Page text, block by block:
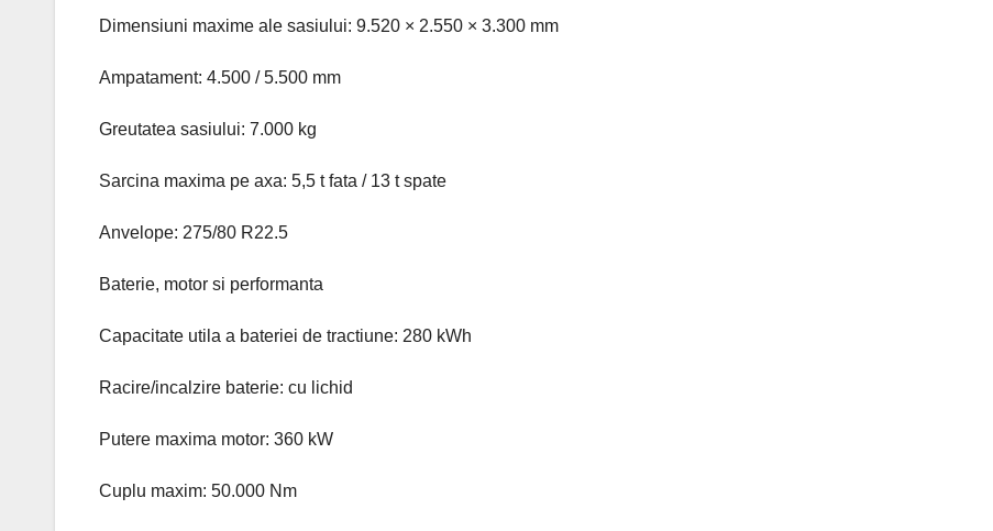
Dimensiuni maxime ale sasiului: 9.520 × 2.550 × 3.300 mm
Ampatament: 4.500 / 5.500 mm
Greutatea sasiului: 7.000 kg
Sarcina maxima pe axa: 5,5 t fata / 13 t spate
Anvelope: 275/80 R22.5
Baterie, motor si performanta
Capacitate utila a bateriei de tractiune: 280 kWh
Racire/incalzire baterie: cu lichid
Putere maxima motor: 360 kW
Cuplu maxim: 50.000 Nm